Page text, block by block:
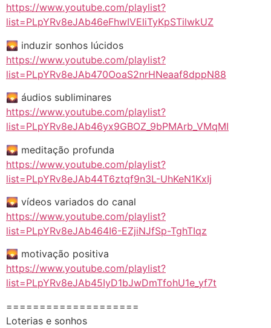
https://www.youtube.com/playlist?
list=PLpYRv8eJAb46eFhwIVEliTyKpSTilwkUZ
🌄 induzir sonhos lúcidos
https://www.youtube.com/playlist?
list=PLpYRv8eJAb470OoaS2nrHNeaaf8dppN88
🌄 áudios subliminares
https://www.youtube.com/playlist?
list=PLpYRv8eJAb46yx9GBOZ_9bPMArb_VMqMI
🌄 meditação profunda
https://www.youtube.com/playlist?
list=PLpYRv8eJAb44T6ztqf9n3L-UhKeN1KxIj
🌄 vídeos variados do canal
https://www.youtube.com/playlist?
list=PLpYRv8eJAb464I6-EZjiNJfSp-TghTIqz
🌄 motivação positiva
https://www.youtube.com/playlist?
list=PLpYRv8eJAb45IyD1bJwDmTfohU1e_yf7t
====================
Loterias e sonhos